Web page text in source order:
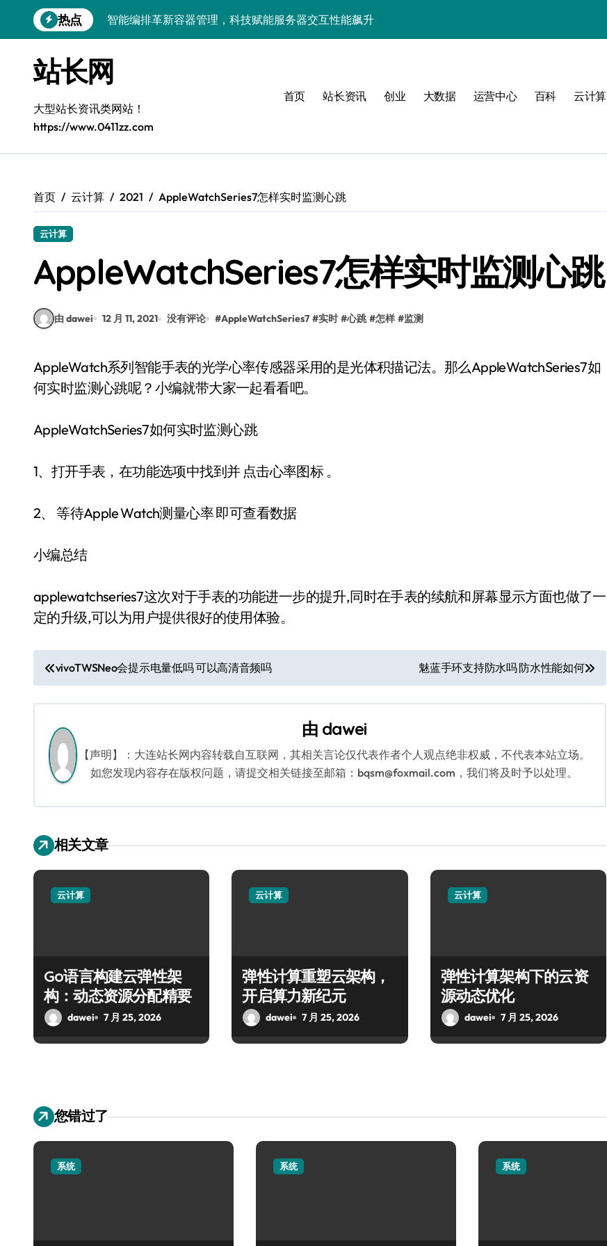
到
热点
智能编排革新容器管理，科技赋能服务器交互性能飙升
云架构新篇：服务器端容器化部署与编排优化实战揭秘
鸿蒙系统容器化部署：科技驱动下的服务器高效编排实践
科技赋能：小程序容器化架构升级与智能编排降本策略
容器化融合智能编排：解锁高可用服务器技术革新新路径
科技赋能：系统优化与容器编排打造服务器运维效能巅峰
容器编排赋能：多媒体系统服务器高效架构技术革新
容器编排赋能：构建智能高可用服务器动态分类科技系统
站长网
大型站长资讯类网站！
https://www.0411zz.com
首页 站长资讯 创业 大数据 运营中心 百科 云计算
首页 云计算 2021 AppleWatchSeries7怎样实时监测心跳
云计算
AppleWatchSeries7怎样实时监测心跳
由 dawei 12 月 11, 2021 没有评论 #AppleWatchSeries7 #实时 #心跳 #怎样 #监测
AppleWatch系列智能手表的光学心率传感器采用的是光体积描记法。那么AppleWatchSeries7如
何实时监测心跳呢？小编就带大家一起看看吧。
AppleWatchSeries7如何实时监测心跳
1、打开手表，在功能选项中找到并 点击心率图标 。
2、 等待Apple Watch测量心率 即可查看数据
小编总结
applewatchseries7这次对于手表的功能进一步的提升,同时在手表的续航和屏幕显示方面也做了一
定的升级,可以为用户提供很好的使用体验。
文
章
航
vivoTWSNeo会提示电量低吗 可以高清音频吗 魅蓝手环支持防水吗 防水性能如何
由 dawei
【声明】：大连站长网内容转载自互联网，其相关言论仅代表作者个人观点绝非权威，不代表本站立场。
如您发现内容存在版权问题，请提交相关链接至邮箱：bqsm@foxmail.com，我们将及时予以处理。
相关文章
云计算
Go语言构建云弹性架
构：动态资源分配精要
dawei 7 月 25, 2026
云计算
弹性计算重塑云架构，
开启算力新纪元
dawei 7 月 25, 2026
云计算
弹性计算架构下的云资
源动态优化
dawei 7 月 25, 2026
您错过了
系统 系统 系统